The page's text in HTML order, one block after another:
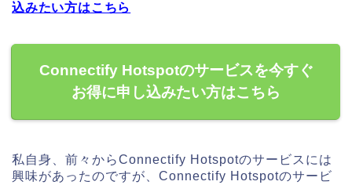
込みたい方はこちら
Connectify Hotspotのサービスを今すぐ
お得に申し込みたい方はこちら
私自身、前々からConnectify Hotspotのサービスには
興味があったのですが、Connectify Hotspotのサービ